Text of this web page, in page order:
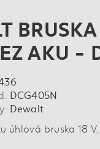
AKU -
DCG405N
Dewalt
úhlová bruska 18